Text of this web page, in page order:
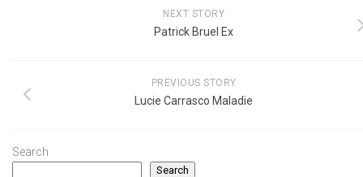
NEXT STORY
Patrick Bruel Ex
PREVIOUS STORY
Lucie Carrasco Maladie
Search
Search